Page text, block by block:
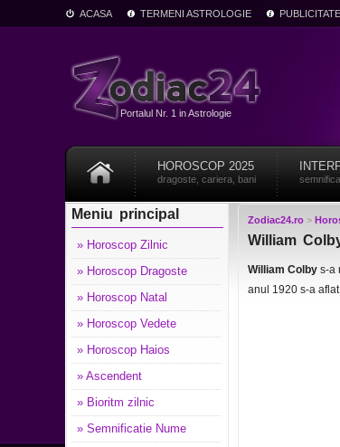
ACASA TERMENI ASTROLOGIE PUBLICITATE
Portalul Nr. 1 in Astrologie
HOROSCOP 2025
dragoste, cariera, bani
Meniu principal
» Horoscop Zilnic
» Horoscop Dragoste
» Horoscop Natal
» Horoscop Vedete
» Horoscop Haios
» Ascendent
» Bioritm zilnic
» Semnificatie Nume
Zodiac24.ro >
William
William Colby s-a
anul 1920 s-a